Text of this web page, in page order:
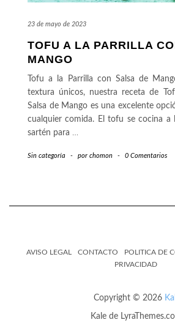
23 de mayo de 2023
TOFU A LA PARRILLA
MANGO
Tofu a la Parrilla con Salsa de
textura únicos, nuestra receta de
Salsa de Mango es una excelente
cualquier comida. El tofu se cocina a
sartén para …
Sin categoría - por chomon - 0 Comentarios
AVISO LEGAL CONTACTO POLITICA DE
PRIVACIDAD
Copyright © 2026
Kalede